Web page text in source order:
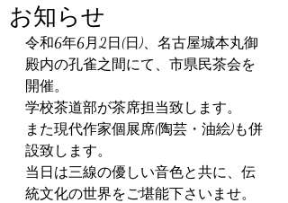
お知らせ
令和6年6月2日(日)、名古屋城本丸御
殿内の孔雀之間にて、市県民茶会を
開催。
学校茶道部が茶席担当致します。
また現代作家個展席(陶芸・油絵)も併
設致します。
当日は三線の優しい音色と共に、伝
統文化の世界をご堪能下さいませ。